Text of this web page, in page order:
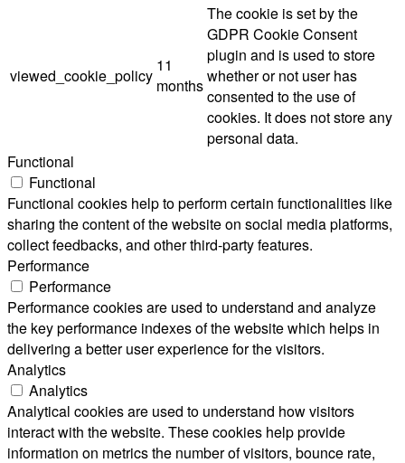
viewed_cookie_policy
11
months
The cookie is set by the
GDPR Cookie Consent
plugin and is used to store
whether or not user has
consented to the use of
cookies. It does not store any
personal data.
Functional
Functional
Functional cookies help to perform certain functionalities like
sharing the content of the website on social media platforms,
collect feedbacks, and other third-party features.
Performance
Performance
Performance cookies are used to understand and analyze
the key performance indexes of the website which helps in
delivering a better user experience for the visitors.
Analytics
Analytics
Analytical cookies are used to understand how visitors
interact with the website. These cookies help provide
information on metrics the number of visitors, bounce rate,